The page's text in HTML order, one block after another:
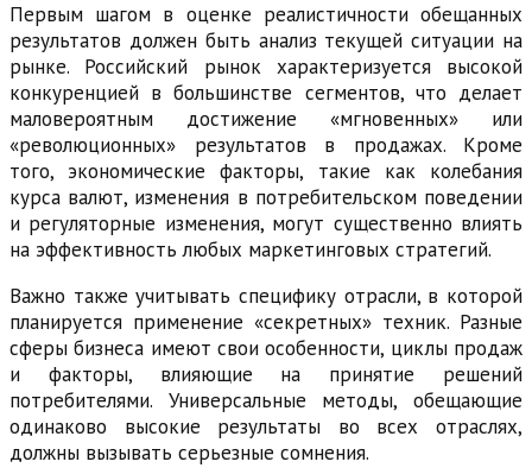
Первым шагом в оценке реалистичности обещанных
результатов должен быть анализ текущей ситуации на
рынке. Российский рынок характеризуется высокой
конкуренцией в большинстве сегментов, что делает
маловероятным достижение «мгновенных» или
«революционных» результатов в продажах. Кроме
того, экономические факторы, такие как колебания
курса валют, изменения в потребительском поведении
и регуляторные изменения, могут существенно влиять
на эффективность любых маркетинговых стратегий.
Важно также учитывать специфику отрасли, в которой
планируется применение «секретных» техник. Разные
сферы бизнеса имеют свои особенности, циклы продаж
и факторы, влияющие на принятие решений
потребителями. Универсальные методы, обещающие
одинаково высокие результаты во всех отраслях,
должны вызывать серьезные сомнения.